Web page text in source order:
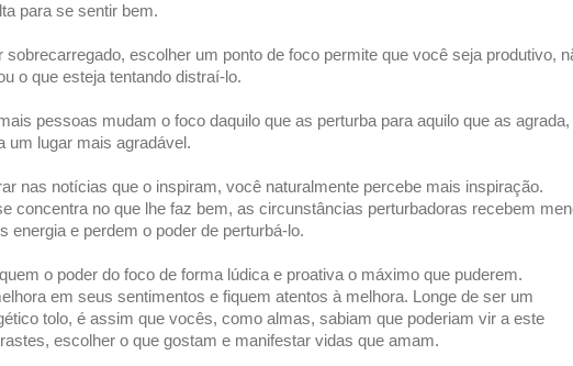
para se sentir bem.
sobrecarregado, escolher um ponto de foco permite que você seja produtivo,
o que esteja tentando distraí-lo.
pessoas mudam o foco daquilo que as perturba para aquilo que as agrada,
um lugar mais agradável.
nas notícias que o inspiram, você naturalmente percebe mais inspiração.
concentra no que lhe faz bem, as circunstâncias perturbadoras recebem
energia e perdem o poder de perturbá-lo.
o poder do foco de forma lúdica e proativa o máximo que puderem.
em seus sentimentos e fiquem atentos à melhora. Longe de ser um
tolo, é assim que vocês, como almas, sabiam que poderiam vir a este
escolher o que gostam e manifestar vidas que amam.